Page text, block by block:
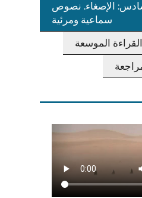
الإصغاء. نصوص
سماعية ومرئية
الموسعة